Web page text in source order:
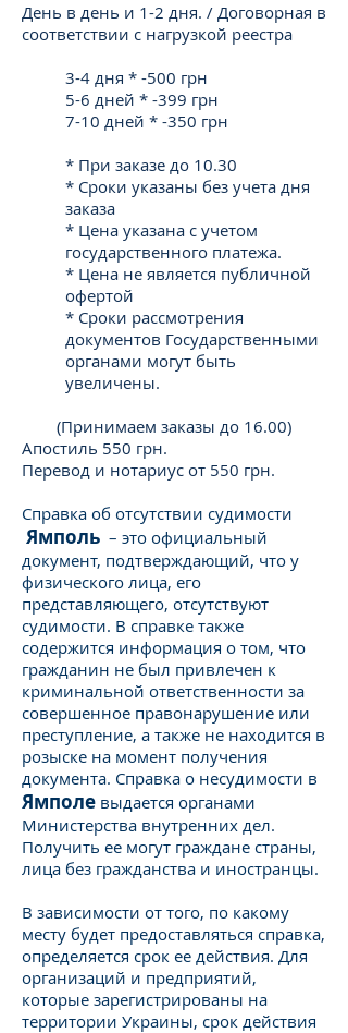
День в день и 1-2 дня. / Договорная в
соответствии с нагрузкой реестра
3-4 дня * -500 грн
5-6 дней * -399 грн
7-10 дней * -350 грн
* При заказе до 10.30
* Сроки указаны без учета дня
заказа
* Цена указана с учетом
государственного платежа.
* Цена не является публичной
офертой
* Сроки рассмотрения
документов Государственными
органами могут быть
увеличены.
(Принимаем заказы до 16.00)
Апостиль 550 грн.
Перевод и нотариус от 550 грн.
Справка об отсутствии судимости
Ямполь – это официальный
документ, подтверждающий, что у
физического лица, его
представляющего, отсутствуют
судимости. В справке также
содержится информация о том, что
гражданин не был привлечен к
криминальной ответственности за
совершенное правонарушение или
преступление, а также не находится в
розыске на момент получения
документа. Справка о несудимости в
Ямполе выдается органами
Министерства внутренних дел.
Получить ее могут граждане страны,
лица без гражданства и иностранцы.
В зависимости от того, по какому
месту будет предоставляться справка,
определяется срок ее действия. Для
организаций и предприятий,
которые зарегистрированы на
территории Украины, срок действия